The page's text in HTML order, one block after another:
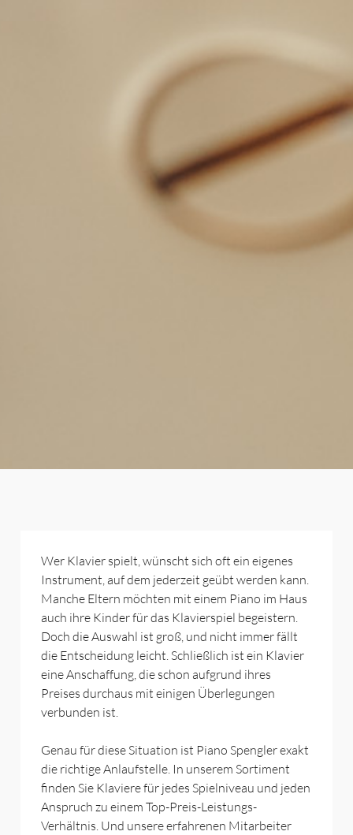
Wer Klavier spielt, wünscht sich oft ein eigenes
Instrument, auf dem jederzeit geübt werden kann.
Manche Eltern möchten mit einem Piano im Haus
auch ihre Kinder für das Klavierspiel begeistern.
Doch die Auswahl ist groß, und nicht immer fällt
die Entscheidung leicht. Schließlich ist ein Klavier
eine Anschaffung, die schon aufgrund ihres
Preises durchaus mit einigen Überlegungen
verbunden ist.
Genau für diese Situation ist Piano Spengler exakt
die richtige Anlaufstelle. In unserem Sortiment
finden Sie Klaviere für jedes Spielniveau und jeden
Anspruch zu einem Top-Preis-Leistungs-
Verhältnis. Und unsere erfahrenen Mitarbeiter